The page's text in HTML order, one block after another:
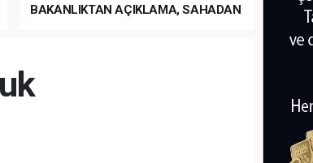
BAKANLIKTAN AÇIKLAMA, SAHADAN